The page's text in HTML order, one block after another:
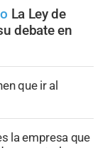
La Ley de
debate en
que ir al
la empresa que